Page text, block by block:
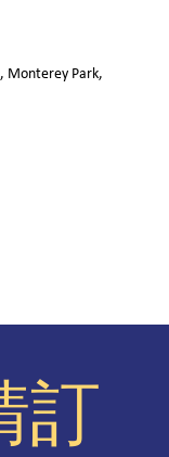
Monterey Park,
訂